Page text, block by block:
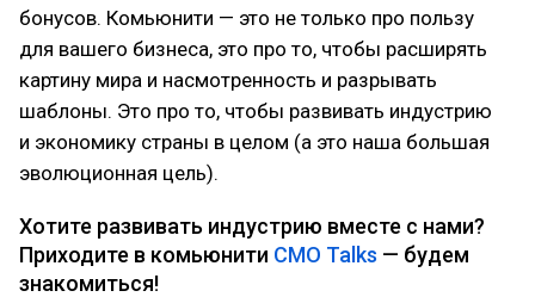
бонусов. Комьюнити — это не только про пользу
для вашего бизнеса, это про то, чтобы расширять
картину мира и насмотренность и разрывать
шаблоны. Это про то, чтобы развивать индустрию
и экономику страны в целом (а это наша большая
эволюционная цель).
Хотите развивать индустрию вместе с нами?
Приходите в комьюнити CMO Talks — будем
знакомиться!